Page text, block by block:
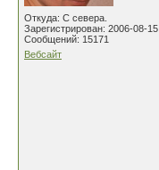
Откуда: С севера.
Зарегистрирован: 2006-08-15
Сообщений: 15171
Вебсайт